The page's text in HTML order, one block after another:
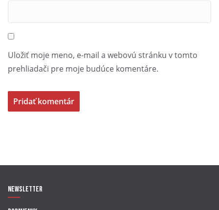
Uložiť moje meno, e-mail a webovú stránku v tomto
prehliadači pre moje budúce komentáre.
Newsletter